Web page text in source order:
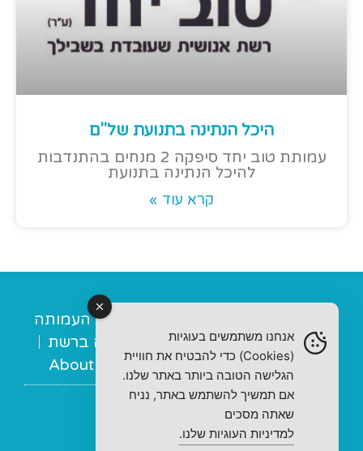
היכל הנתינה בתנועת של"ם
עמותת טוב יחד סיפקה 2 מנחים בהתנדבות
להיכל הנתינה בתנועת
קרא עוד »
מובילי העמותה
מנחות תומכות
מה בשטח
מה ברשת
ברכות
תרומות צור קשר About us
© 2022 All rights Reserved
מדיניות פרטיות
אנחנו משתמשים בעוגיות
(Cookies) כדי להבטיח את חוויית
הגלישה הטובה ביותר באתר שלנו.
אם תמשיך להשתמש באתר, נניח
שאתה מסכים
למדיניות העוגיות שלנו.